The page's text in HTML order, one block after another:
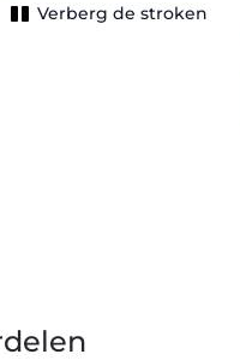
Verberg de stroken